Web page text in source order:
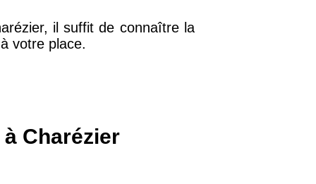
34 €
il suffit de connaître la
votre place.
Charézier